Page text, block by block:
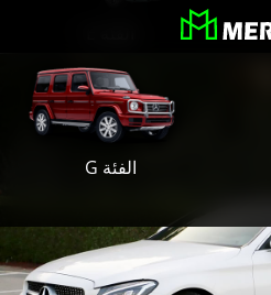
الفئة G